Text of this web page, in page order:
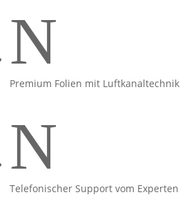
N
Premium Folien mit Luftkanaltechnik
N
Telefonischer Support vom Experten